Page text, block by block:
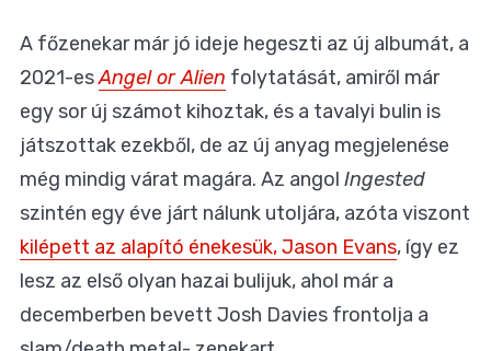
A főzenekar már jó ideje hegeszti az új albumát, a
2021-esAngel or Alien folytatását, amiről már
egy sor új számot kihoztak, és a tavalyi bulin is
játszottak ezekből, de az új anyag megjelenése
még mindig várat magára. Az angol Ingested
szintén egy éve járt nálunk utoljára, azóta viszont
kilépett az alapító énekesük, Jason Evans, így ez
lesz az első olyan hazai bulijuk, ahol már a
decemberben bevett Josh Davies frontolja a